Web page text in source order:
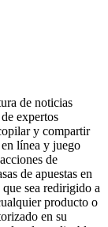
de noticias
expertos
y compartir
línea y juego
de
de apuestas en
sea redirigido a
producto o
en su